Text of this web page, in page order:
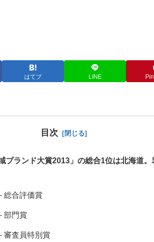
はてブ LINE
目次
ブランド大賞2013」の総合1位は北海道
総合評価賞
部門賞
審査員特別賞